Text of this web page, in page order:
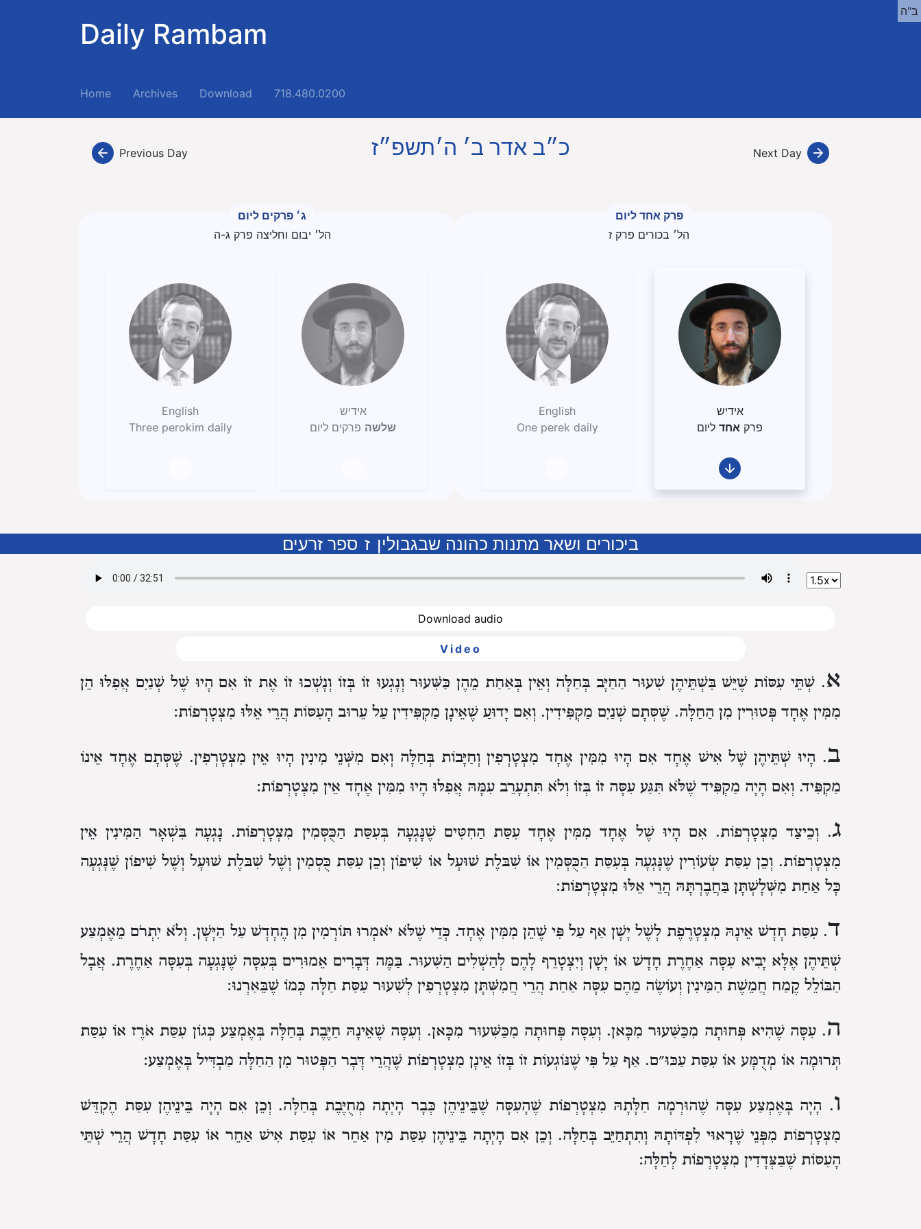
Daily Rambam
Home(current)Archives Download 718.480.0200
ב"ה
Previous Day כ״ב אדר ב׳ ה׳תשפ״ז Next Day
ג׳ פרקים ליום
הל׳ יבום וחליצה פרק ג-ה
אידיש
שלשה פרקים ליום
English
Three perokim daily
פרק אחד ליום
הל׳ בכורים פרק ז
אידיש
פרק אחד ליום
English
One perek daily
ביכורים ושאר מתנות כהונה שבגבולין ז ספר זרעים
Download audio
Video
א. שְׁתֵּי עִסּוֹת שֶׁיֵּשׁ בִּשְׁתֵּיהֶן שִׁעוּר הַחַיָּב בְּחַלָּה וְאֵין בְּאַחַת מֵהֶן כַּשִּׁעוּר וְנָגְעוּ זוֹ בְּזוֹ וְנָשְׁכוּ זוֹ אֶת זוֹ אִם הָיוּ שֶׁל שְׁנַיִם אֲפִלּוּ הֵן
מִמִּין אֶחָד פְּטוּרִין מִן הַחַלָּה. שֶׁסְּתָם שְׁנַיִם מַקְפִּידִין. וְאִם יָדוּעַ שֶׁאֵינָן מַקְפִּידִין עַל עֵרוּב הָעִסּוֹת הֲרֵי אֵלּוּ מִצְטָרְפוֹת:
ב. הָיוּ שְׁתֵּיהֶן שֶׁל אִישׁ אֶחָד אִם הָיוּ מִמִּין אֶחָד מִצְטָרְפִין וְחַיָּבוֹת בְּחַלָּה וְאִם מִשְּׁנֵי מִינִין הָיוּ אֵין מִצְטָרְפִין. שֶׁסְּתָם אֶחָד אֵינוֹ
מַקְפִּיד. וְאִם הָיָה מַקְפִּיד שֶׁלֹּא תִּגַּע עִסָּה זוֹ בְּזוֹ וְלֹא תִּתְעָרֵב עִמָּהּ אֲפִלּוּ הָיוּ מִמִּין אֶחָד אֵין מִצְטָרְפוֹת:
ג. וְכֵיצַד מִצְטָרְפוֹת. אִם הָיוּ שֶׁל אֶחָד מִמִּין אֶחָד עִסַּת הַחִטִּים שֶׁנָּגְעָה בְּעִסַּת הַכֻּסְּמִין מִצְטָרְפוֹת. נָגְעָה בִּשְׁאָר הַמִּינִין אֵין
מִצְטָרְפוֹת. וְכֵן עִסַּת שְׂעוֹרִין שֶׁנָּגְעָה בְּעִסַּת הַכֻּסְּמִין אוֹ שִׁבּלֶת שׁוּעָל אוֹ שִׁיפוֹן וְכֵן עִסַּת כֻּסְמִין וְשֶׁל שִׁבּלֶת שׁוּעָל וְשֶׁל שִׁיפוֹן שֶׁנָּגְעָה
כָּל אַחַת מִשְּׁלָשְׁתָּן בַּחֲבֶרְתָּהּ הֲרֵי אֵלּוּ מִצְטָרְפוֹת:
ד. עִסַּת חָדָשׁ אֵינָהּ מִצְטָרֶפֶת לְשֶׁל יָשָׁן אַף עַל פִּי שֶׁהֵן מִמִּין אֶחָד. כְּדֵי שֶׁלֹּא יֹאמְרוּ תּוֹרְמִין מִן הֶחָדָשׁ עַל הַיָּשָׁן. וְלֹא יִתְרֹם מֵאֶמְצַע
שְׁתֵּיהֶן אֶלָּא יָבִיא עִסָּה אַחֶרֶת חָדָשׁ אוֹ יָשָׁן וְיִצְטָרֵף לָהֶם לְהַשְׁלִים הַשִּׁעוּר. בַּמֶּה דְּבָרִים אֵמוּרִים בְּעִסָּה שֶׁנָּגְעָה בְּעִסָּה אַחֶרֶת. אֲבָל
הַבּוֹלֵל קֶמַח חֲמֵשֶׁת הַמִּינִין וְעוֹשֶׂה מֵהֶם עִסָּה אַחַת הֲרֵי חֲמִשְּׁתָּן מִצְטָרְפִין לְשִׁעוּר עִסַּת חַלָּה כְּמוֹ שֶׁבֵּאַרְנוּ:
ה. עִסָּה שֶׁהִיא פְּחוּתָה מִכַּשִּׁעוּר מִכָּאן. וְעִסָּה פְּחוּתָה מִכַּשִּׁעוּר מִכָּאן. וְעִסָּה שֶׁאֵינָהּ חַיֶּבֶת בְּחַלָּה בְּאֶמְצַע כְּגוֹן עִסַּת אֹרֶז אוֹ עִסַּת
תְּרוּמָה אוֹ מְדֻמָּע אוֹ עִסַּת עַכּוּ״ם. אַף עַל פִּי שֶׁנּוֹגְעוֹת זוֹ בָּזוֹ אֵינָן מִצְטָרְפוֹת שֶׁהֲרֵי דָּבָר הַפָּטוּר מִן הַחַלָּה מַבְדִּיל בָּאֶמְצַע:
ו. הָיָה בָּאֶמְצַע עִסָּה שֶׁהוּרְמָה חַלָּתָהּ מִצְטָרְפוֹת שֶׁהָעִסָּה שֶׁבֵּינֵיהֶן כְּבָר הָיְתָה מְחֻיֶּבֶת בְּחַלָּה. וְכֵן אִם הָיָה בֵּינֵיהֶן עִסַּת הֶקְדֵּשׁ
מִצְטָרְפוֹת מִפְּנֵי שֶׁרָאוּי לִפְדּוֹתָהּ וְתִתְחַיֵּב בְּחַלָּה. וְכֵן אִם הָיְתָה בֵּינֵיהֶן עִסַּת מִין אַחֵר אוֹ עִסַּת אִישׁ אַחֵר אוֹ עִסַּת חָדָשׁ הֲרֵי שְׁתֵּי
הָעִסּוֹת שֶׁבַּצְּדָדִין מִצְטָרְפוֹת לְחַלָּה: